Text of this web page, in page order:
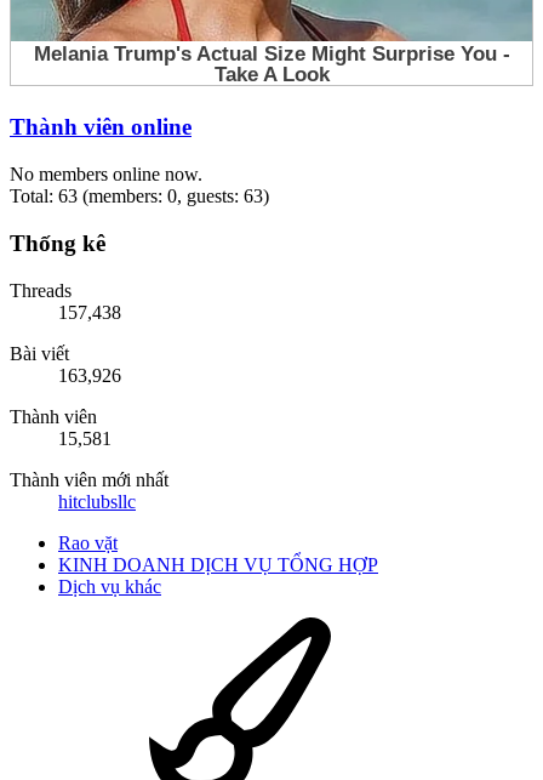
Thành viên online
No members online now.
Total: 63 (members: 0, guests: 63)
Thống kê
Threads
157,438
Bài viết
163,926
Thành viên
15,581
Thành viên mới nhất
hitclubsllc
Rao vặt
KINH DOANH DỊCH VỤ TỔNG HỢP
Dịch vụ khác